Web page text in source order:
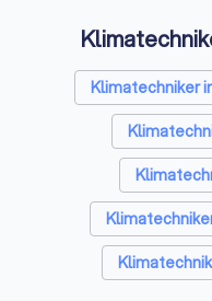
Klimatechniker